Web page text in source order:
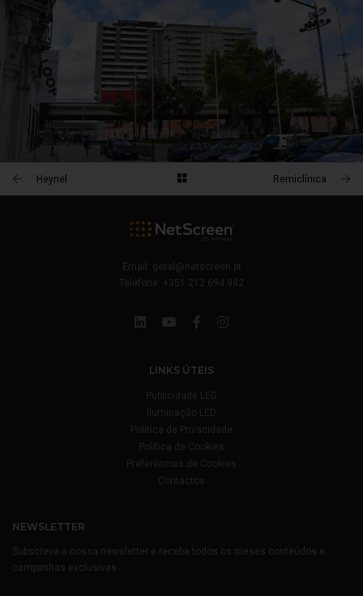
Heynel Remiclínica
Email:
geral@netscreen.pt
Telefone:
+351 212 694 992
LINKS ÚTEIS
Publicidade LED
Iluminação LED
Política de Privacidade
Política de Cookies
Preferências de Cookies
Contactos
NEWSLETTER
Subscreva a nossa newsletter e receba todos os meses conteúdos e
campanhas exclusivas